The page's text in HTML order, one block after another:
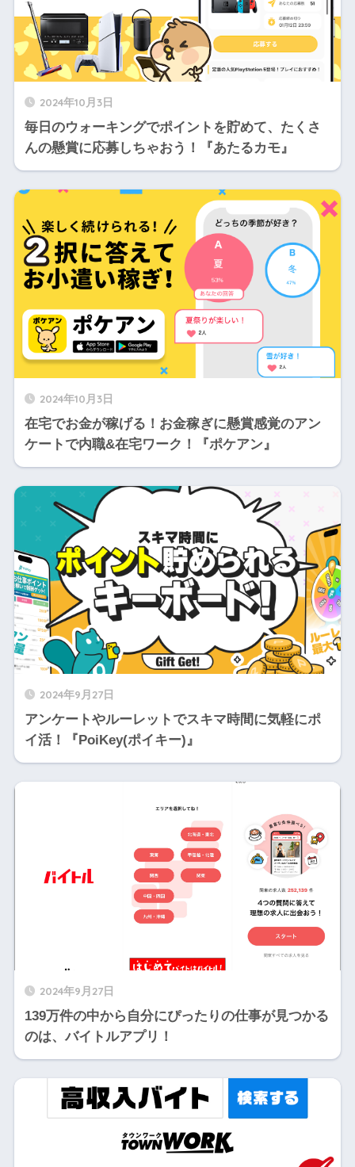
2024年10月3日
毎日のウォーキングでポイントを貯めて、たくさ
んの懸賞に応募しちゃおう！『あたるカモ』
2024年10月3日
在宅でお金が稼げる！お金稼ぎに懸賞感覚のアン
ケートで内職&在宅ワーク！『ポケアン』
2024年9月27日
アンケートやルーレットでスキマ時間に気軽にポ
イ活！『PoiKey(ポイキー)』
2024年9月27日
139万件の中から自分にぴったりの仕事が見つかる
のは、バイトルアプリ！